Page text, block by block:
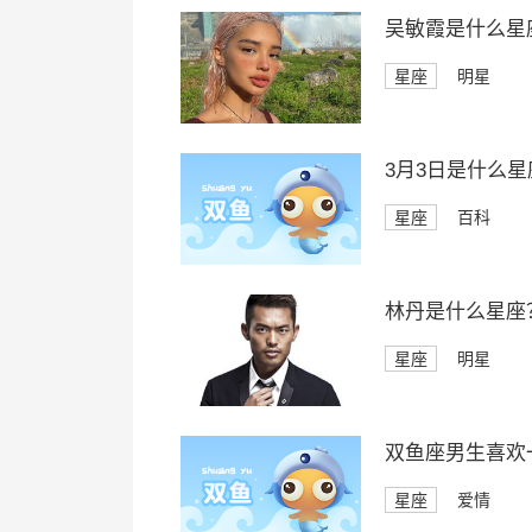
吴敏霞是什么星
星座 明星
3月3日是什么星
星座 百科
林丹是什么星座
星座 明星
双鱼座男生喜
星座 爱情